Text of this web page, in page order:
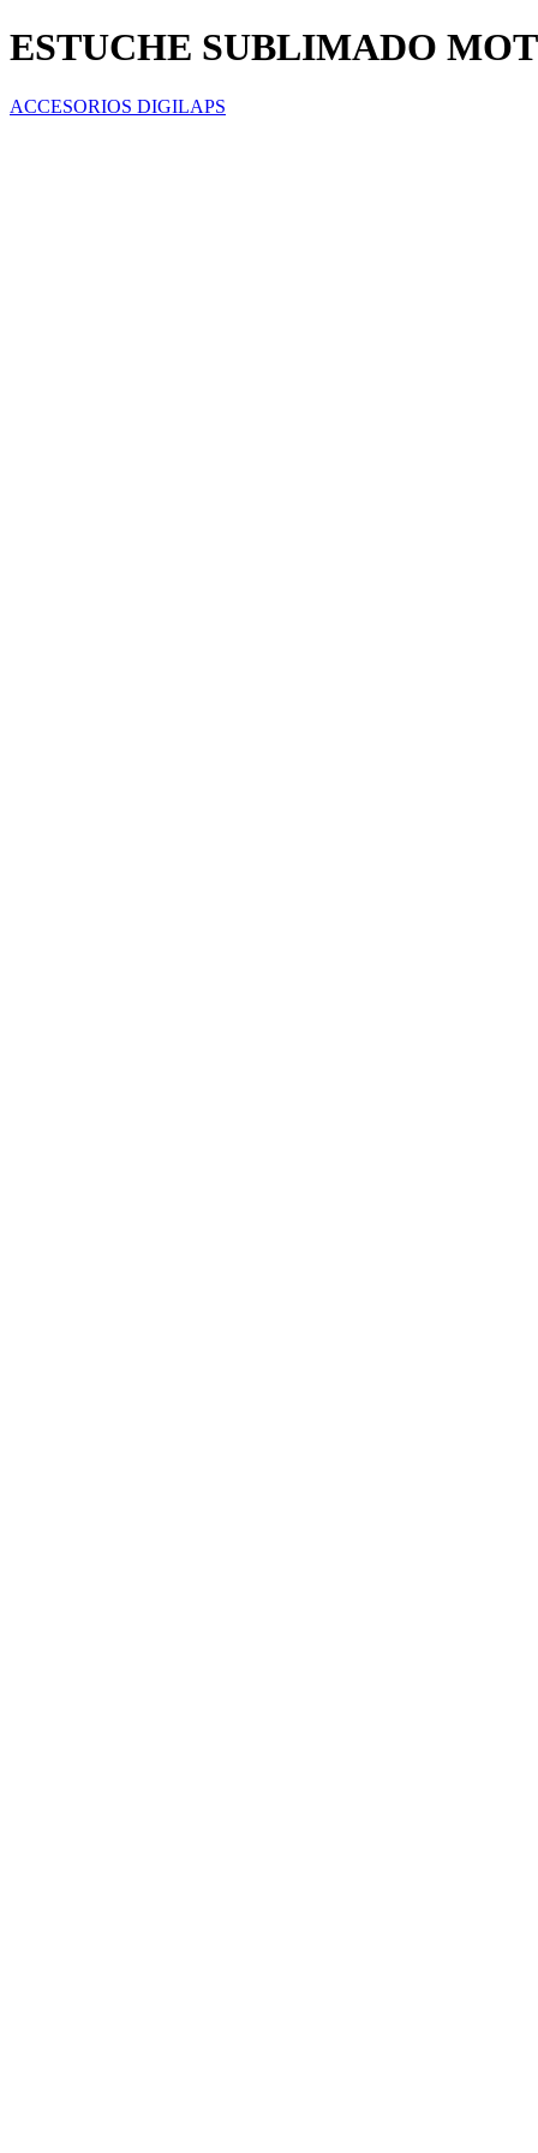
ESTUCHE SUBLIMADO
ACCESORIOS DIGILAPS